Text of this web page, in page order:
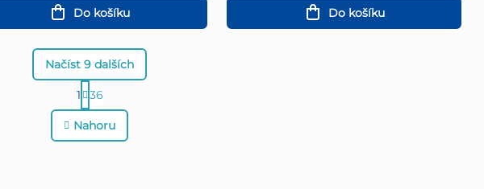
Do košíku Do košíku
O
v
Načíst 9 dalších
S
t
1 36
Nahoru